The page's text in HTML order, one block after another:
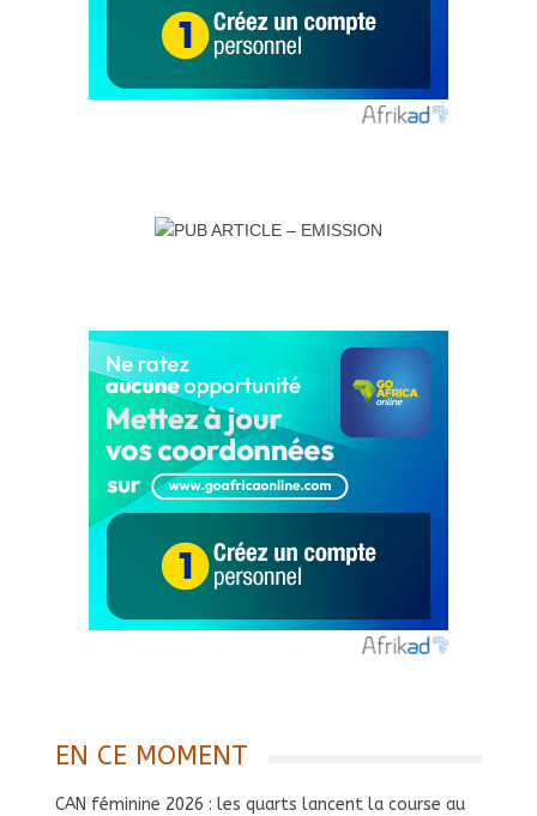
EN CE MOMENT
CAN féminine 2026 : les quarts lancent la course au